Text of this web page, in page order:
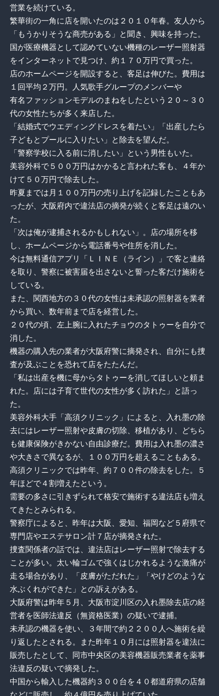
営業を続けている。
繁華街の一角に店を開いたのは２０１０年春。友人から
「もうかりそうな商売がある」と聞き、興味を持った。
国が医療機器として認めていない機種のレーザー照射器
をインターネットで見つけ、約１７０万円で買った。
店のホームページを開設すると、客足は伸びた。費用は
１回平均２万円。人気歌手グループのメンバーや
有名ファッションモデルのまねをしたという２０～３０
代の女性たちが多く来店した。
「結婚式でウエディングドレスを着たい」「出産したら
子どもとプールに入りたい」と除去を望んだ。
「警察学校に入る前に消したい」という男性もいた。
美容外科で５００万円はかかると言われた客も、４年か
けて５０万円で除去した。
昨夏までは月１００万円の売り上げを記録したこともあ
ったが、大阪府内で違法店の摘発が続くと客足は遠のい
た。
「次は俺が逮捕されるかもしれない」。店の場所を移
し、ホームページから電話番号や住所を消した。
今は無料通信アプリ「ＬＩＮＥ（ライン）」で客と連絡
を取り、警察に被害届を出さないと誓った客だけ施術を
している。
また、関西地方の３０代の女性は未承認の照射器を業者
から買い、数年前まで店を経営した。
２０代の頃、左上腕に入れたチョウのタトゥーを自分で
消した。
機器の購入先の業者が大阪府警に摘発され、自分にも捜
査が及ぶことを恐れて店をたたんだ。
「私は出産を機に母からタトゥーを消してほしいと頼ま
れた。店には子育て世代の女性が多く訪れた」と語っ
た。
美容外科大手「高須クリニック」によると、入れ墨の除
去にはレーザー照射や皮膚の切除、移植があり、どちら
も健康保険がきかない自由診療だ。費用は入れ墨の濃さ
や大きさで異なるが、１００万円を超えることもある。
高須クリニックでは昨年、約７００件の除去をした。５
年ほどで４割増えたという。
需要の多さに引きずられて格安で施術する違法店も増え
てきたとみられる。
警察庁によると、昨年は大阪、愛知、福岡など５府県で
専門店やエステサロン計７店が摘発された。
捜査関係者の話では、違法店はレーザー照射で除去する
ことが多い。太い輪ゴムで強くはじかれるような激痛が
走る場合があり、「皮膚がただれた」「やけどのような
水ぶくれができた」との訴えがある。
大阪府警は昨年５月、大阪市淀川区の入れ墨除去店の経
営者を医師法違反（無資格医業）の疑いで逮捕。
未承認の機器を使い、３年間で約２２００人へ施術を繰
り返したとされる。また昨年１０月には照射器を違法に
販売したとして、同市中央区の美容機器販売業者を薬事
法違反の疑いで摘発した。
中国から輸入した機器約３００台を４０都道府県の店舗